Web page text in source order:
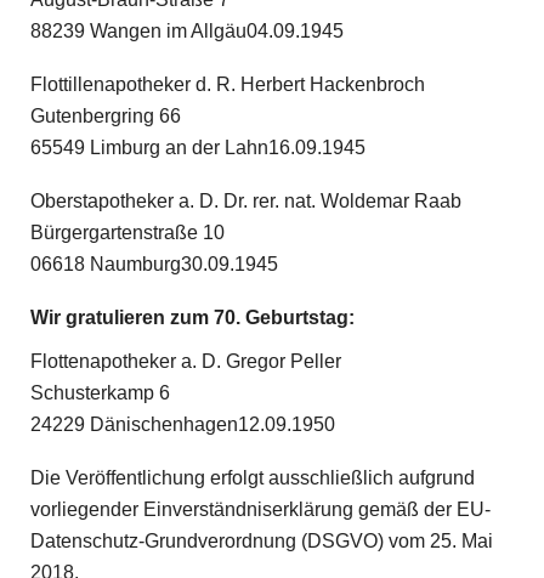
88239 Wangen im Allgäu04.09.1945
Flottillenapotheker d. R. Herbert Hackenbroch
Gutenbergring 66
65549 Limburg an der Lahn16.09.1945
Oberstapotheker a. D. Dr. rer. nat. Woldemar Raab
Bürgergartenstraße 10
06618 Naumburg30.09.1945
Wir gratulieren zum 70. Geburtstag:
Flottenapotheker a. D. Gregor Peller
Schusterkamp 6
24229 Dänischenhagen12.09.1950
Die Veröffentlichung erfolgt ausschließlich aufgrund
vorliegender Einverständniserklärung gemäß der EU-
Datenschutz-Grundverordnung (DSGVO) vom 25. Mai
2018.